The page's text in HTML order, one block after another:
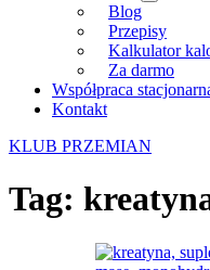
Blog
Przepisy
Kalkulator
Za darmo
Współpraca
Kontakt
KLUB PRZEMIAN
Tag: